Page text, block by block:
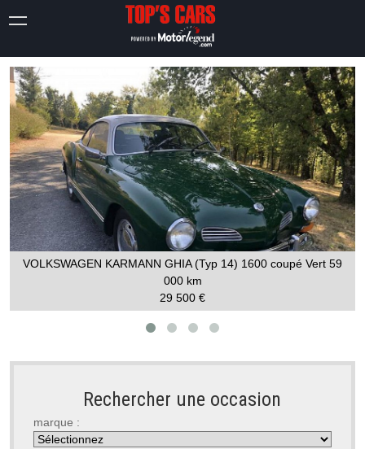
VOLKSWAGEN KARMANN GHIA (Typ 14) 1600 coupé Vert 59
000 km
29 500 €
Rechercher une occasion
marque :